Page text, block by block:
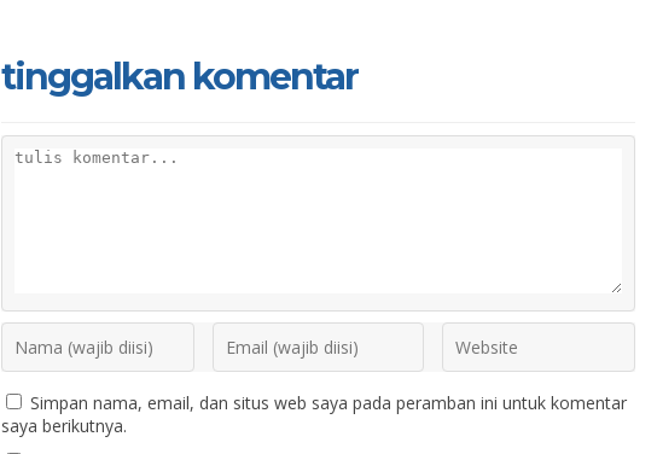
tinggalkan komentar
Simpan nama, email, dan situs web saya pada peramban ini untuk komentar
saya berikutnya.